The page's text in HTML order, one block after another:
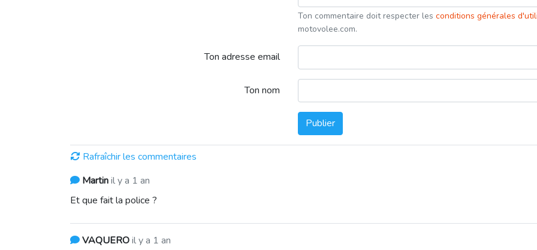
Ton commentaire doit respecter les conditions générales
motovolee.com.
Ton adresse email
Ton nom
Publier
Rafraîchir les commentaires
Martinil y a 1 an
Et que fait la police ?
VAQUEROil y a 1 an